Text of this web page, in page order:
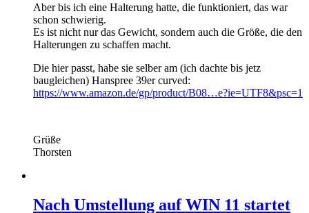
Aber bis ich eine Halterung hatte, die funktioniert, das war
schon schwierig.
Es ist nicht nur das Gewicht, sondern auch die Größe, die den
Halterungen zu schaffen macht.
Die hier passt, habe sie selber am (ich dachte bis jetz
baugleichen) Hanspree 39er curved:
https://www.amazon.de/gp/product/B08…e?ie=UTF8&psc=1
Grüße
Thorsten
Nach Umstellung auf WIN 11 startet